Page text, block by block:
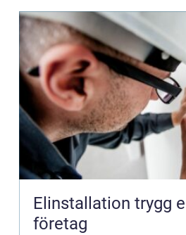
Elinstallation trygg el i hem och
företag